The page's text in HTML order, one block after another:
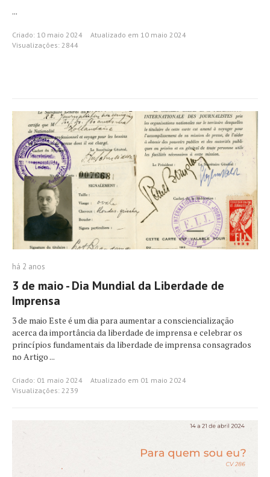
...
Criado: 10 maio 2024
Atualizado em 10 maio 2024
Visualizações: 2844
há 2 anos
3 de maio - Dia Mundial da Liberdade de
Imprensa
3 de maio Este é um dia para aumentar a consciencialização
acerca da importância da liberdade de imprensa e celebrar os
princípios fundamentais da liberdade de imprensa consagrados
no Artigo ...
Criado: 01 maio 2024
Atualizado em 01 maio 2024
Visualizações: 2239